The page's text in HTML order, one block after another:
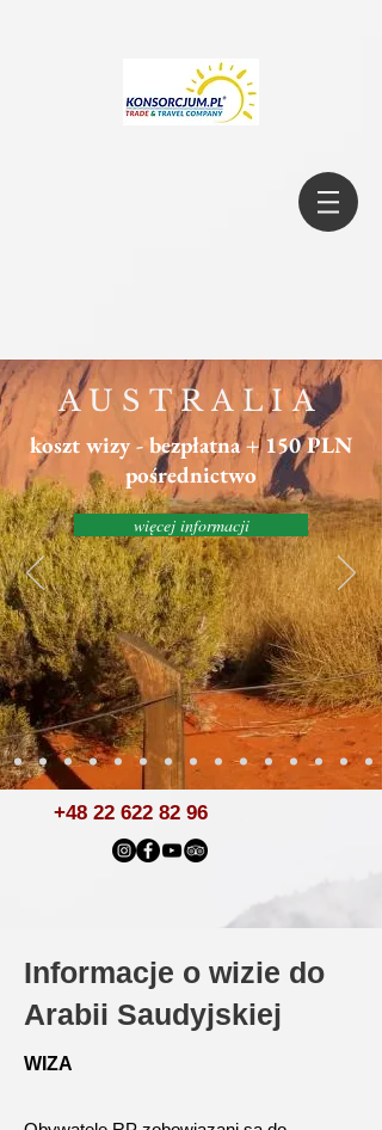
AUSTRALIA
koszt wizy - bezpłatna + 150 PLN
pośrednictwo
więcej informacji
+48 22 622 82 96
Informacje o wizie do
Arabii Saudyjskiej
WIZA